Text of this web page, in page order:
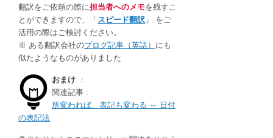
翻訳をご依頼の際に担当者へのメモを残すこ
とができますので、「 スピード翻訳 」 をご
活用の際はご検討ください。
※ ある翻訳会社のブログ記事（英語） にも
似たようなものがありました
おまけ ：
関連記事 :
所変われば、表記も変わる ～ 日付
の表記法